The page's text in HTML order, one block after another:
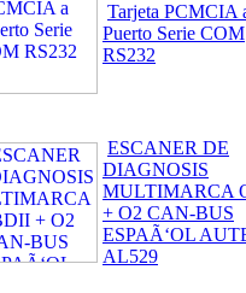
Tarjeta PCMCIA
Puerto Serie COM
RS232
ESCANER DE
DIAGNOSIS
MULTIMARCA
+ O2 CAN-BUS
ESPAÃ‘OL
AL529